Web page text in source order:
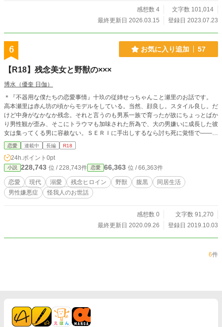
感想数 4
文字数 101,014
最終更新日 2026.03.15
登録日 2023.07.23
6 お気に入り追加 57
【R18】残念美女と野獣の×××
博水（優奎 日伽）
＊『不器用な僕たちの恋愛事情』十玖の従姉せっちゃんこと瀬里のお話です。
高本瀬里は赤ん坊の頃からモデルをしている。当然、顔良し。スタイル良し。だ
けど中身がなかなか残念。それと言うのも男系一族で育ったが故にちょっとばか
り男性観が歪み、そこにトラウマも加味された所為で、大の男嫌いに成長した彼
女は集ってくる男に容赦ない。ＳＥＲＩに手出しするなら討ち死に覚悟で―――
とは、業界でもちょっと有名な話である。 そんな瀬里が高校二年の春休み。歩
行者天国で無差別殺人の事件現場に偶然居合わせてしまう。凶刃に遅れを取った
瀬里を守って怪我をしたのは、彼女が天敵とする一歳上の狭間京平。この男が
中々の食わせ者で、瀬里は出会った頃から構い倒してくる京平に勝てた試しがな
い。 大嫌いな男筆頭、敵認定第一位。そんな男に助けられた所為で、彼女の人
生が思わぬ方向に動き始めた。 目の前で外堀がどんどん埋められていく中、既
に粗方の外堀が埋められていた事に気付いた頃には進退極まり、男性嫌悪症をお
恋愛 連載中 長編 R18
24h.ポイント 0pt
小説 228,743 位 / 228,743件 恋愛 66,363 位 / 66,363件
恋愛 現代 溺愛 残念ヒロイン 野獣 腹黒
同居生活
男性嫌悪症
怪我人のお世話
感想数 0
文字数 91,270
最終更新日 2020.09.26
登録日 2019.10.03
6件